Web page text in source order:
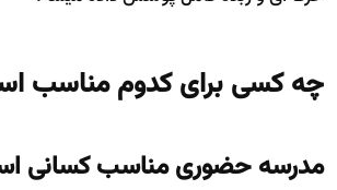
چه کسی برای کدوم مناسب
مدرسه حضوری مناسب کسانی